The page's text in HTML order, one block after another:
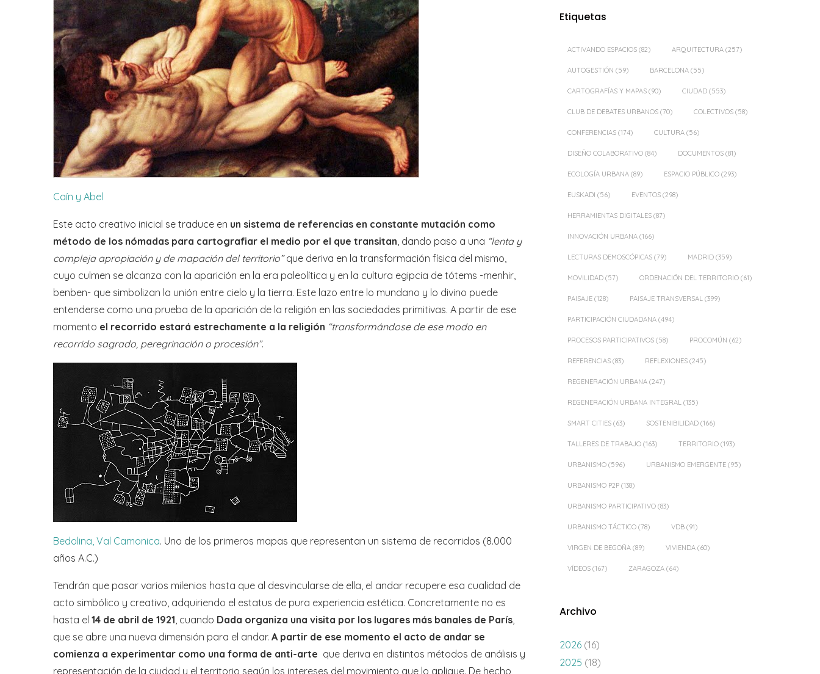
Caín y Abel
Este acto creativo inicial se traduce en un sistema de referencias en constante mutación como
método de los nómadas para cartografiar el medio por el que transitan , dando paso a una “lenta y
compleja apropiación y de mapación del territorio”que deriva en la transformación física del mismo,
cuyo culmen se alcanza con la aparición en la era paleolítica y en la cultura egipcia de tótems -menhir,
benben- que simbolizan la unión entre cielo y la tierra. Este lazo entre lo mundano y lo divino puede
entenderse como una prueba de la aparición de la religión en las sociedades primitivas. A partir de ese
momento el recorrido estará estrechamente a la religión “transformándose de ese modo en
recorrido sagrado, peregrinación o procesión”.
Bedolina, Val Camonica. Uno de los primeros mapas que representan un sistema de recorridos (8.000
años A.C.)
Tendrán que pasar varios milenios hasta que al desvincularse de ella, el andar recupere esa cualidad de
acto simbólico y creativo, adquiriendo el estatus de pura experiencia estética. Concretamente no es
hasta el 14 de abril de 1921 , cuando Dada organiza una visita por los lugares más banales de París
que se abre una nueva dimensión para el andar. A partir de ese momento el acto de andar se
comienza a experimentar como una forma de anti-arte que deriva en distintos métodos de análisis y
representación de la ciudad y el territorio según los intereses del movimiento que lo aplique. De hecho
Etiquetas
ACTIVANDO ESPACIOS (82) ARQUITECTURA (257)
AUTOGESTIÓN (59) BARCELONA (55)
CARTOGRAFÍAS Y MAPAS (90) CIUDAD (553)
CLUB DE DEBATES URBANOS (70) COLECTIVOS (58)
CONFERENCIAS (174) CULTURA (56)
DISEÑO COLABORATIVO (84) DOCUMENTOS (81)
ECOLOGÍA URBANA (89) ESPACIO PÚBLICO (293)
EUSKADI (56) EVENTOS (298)
HERRAMIENTAS DIGITALES (87)
INNOVACIÓN URBANA (166)
LECTURAS DEMOSCÓPICAS (79) MADRID (359)
MOVILIDAD (57) ORDENACIÓN DEL TERRITORIO (61)
PAISAJE (128) PAISAJE TRANSVERSAL (399)
PARTICIPACIÓN CIUDADANA (494)
PROCESOS PARTICIPATIVOS (58) PROCOMÚN (62)
REFERENCIAS (83) REFLEXIONES (245)
REGENERACIÓN URBANA (247)
REGENERACIÓN URBANA INTEGRAL (135)
SMART CITIES (63) SOSTENIBILIDAD (166)
TALLERES DE TRABAJO (163) TERRITORIO (193)
URBANISMO (596) URBANISMO EMERGENTE (95)
URBANISMO P2P (138)
URBANISMO PARTICIPATIVO (83)
URBANISMO TÁCTICO (78) VDB (91)
VIRGEN DE BEGOÑA (89) VIVIENDA (60)
VÍDEOS (167) ZARAGOZA (64)
Archivo
2026 (16)
2025 (18)